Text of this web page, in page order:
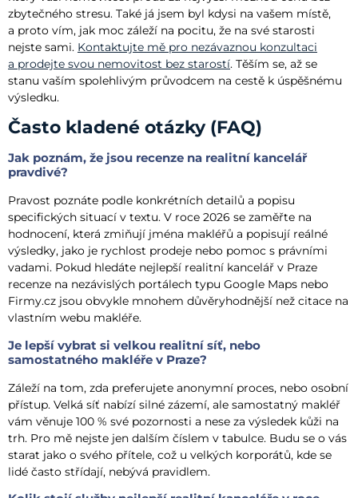
zbytečného stresu. Také já jsem byl kdysi na vašem místě,
a proto vím, jak moc záleží na pocitu, že na své starosti
nejste sami. Kontaktujte mě pro nezávaznou konzultaci
a prodejte svou nemovitost bez starostí. Těším se, až se
stanu vaším spolehlivým průvodcem na cestě k úspěšnému
výsledku.
Často kladené otázky (FAQ)
Jak poznám, že jsou recenze na realitní kancelář
pravdivé?
Pravost poznáte podle konkrétních detailů a popisu
specifických situací v textu. V roce 2026 se zaměřte na
hodnocení, která zmiňují jména makléřů a popisují reálné
výsledky, jako je rychlost prodeje nebo pomoc s právními
vadami. Pokud hledáte nejlepší realitní kancelář v Praze
recenze na nezávislých portálech typu Google Maps nebo
Firmy.cz jsou obvykle mnohem důvěryhodnější než citace na
vlastním webu makléře.
Je lepší vybrat si velkou realitní síť, nebo
samostatného makléře v Praze?
Záleží na tom, zda preferujete anonymní proces, nebo osobní
přístup. Velká síť nabízí silné zázemí, ale samostatný makléř
vám věnuje 100 % své pozornosti a nese za výsledek kůži na
trh. Pro mě nejste jen dalším číslem v tabulce. Budu se o vás
starat jako o svého přítele, což u velkých korporátů, kde se
lidé často střídají, nebývá pravidlem.